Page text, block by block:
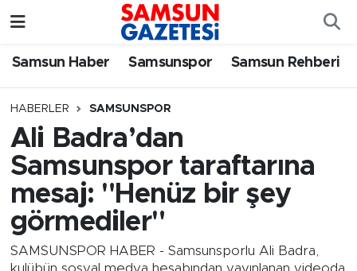
Samsun Haber Samsunspor Samsun Rehberi
HABERLER SAMSUNSPOR
Ali Badra’dan
Samsunspor taraftarına
mesaj: "Henüz bir şey
görmediler"
SAMSUNSPOR HABER - Samsunsporlu Ali Badra,
kulübün sosyal medya hesabından yayınlanan videoda
Samsun Haber
Samsun Rehberi
Resmi İlanlar
Samsun Nöbetçi Eczaneler
SAMSUN Namaz Vakitleri
Samsun Trafik Yoğunluk Haritası
Süper Lig Puan Durumu ve Fikstür
Tüm Manşetler